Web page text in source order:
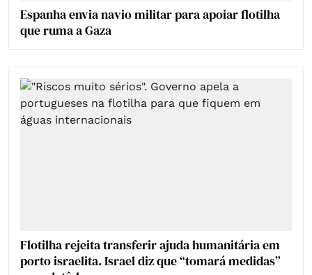
Espanha envia navio militar para apoiar flotilha
que ruma a Gaza
Flotilha rejeita transferir ajuda humanitária em
porto israelita. Israel diz que “tomará medidas”